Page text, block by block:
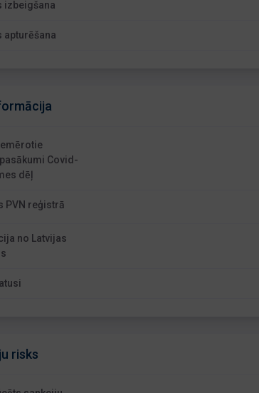
izbeigšana
apturēšana
Covid-
dēļ
PVN reģistrā
no Latvijas
risks